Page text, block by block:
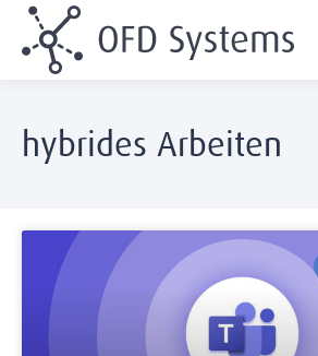
hybrides Arbeiten